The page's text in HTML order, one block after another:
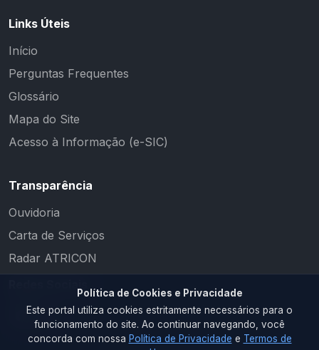
Links Úteis
Início
Perguntas Frequentes
Glossário
Mapa do Site
Acesso à Informação (e-SIC)
Transparência
Ouvidoria
Carta de Serviços
Radar ATRICON
Política de Cookies e Privacidade
Este portal utiliza cookies estritamente necessários para o
funcionamento do site. Ao continuar navegando, você
concorda com nossa Política de Privacidade e Termos de